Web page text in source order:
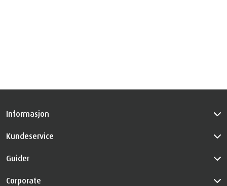
Informasjon
Kundeservice
Guider
Corporate